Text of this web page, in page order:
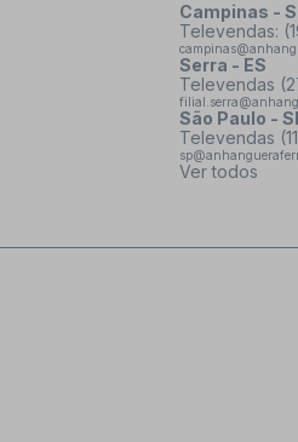
Campinas -
Televendas:
Serra - ES
Televendas
São Paulo -
Televendas
Ver todos